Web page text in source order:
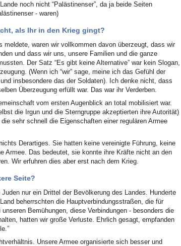
noch nicht “Palästinenser”, da ja beide Seiten
- waren)
als Ihr in den Krieg gingt?
waren wir vollkommen davon überzeugt, dass wir
und dass wir uns, unsere Familien und die ganze
Der Satz “Es gibt keine Alternative” war kein Slogan,
(Wenn ich “wir” sage, meine ich das Gefühl der
insbesondere das der Soldaten). Ich denke nicht, dass
Überzeugung erfüllt war. Das war ihr Verderben.
vom ersten Augenblick an total mobilisiert war.
die Irgun und die Sterngruppe akzeptierten ihre Autorität)
sehr schnell die Eigenschaften einer regulären Armee
Derartiges. Sie hatten keine vereinigte Führung, keine
Armee. Das bedeutet, sie konnte ihre Kräfte nicht an den
Wir erfuhren dies aber erst nach dem Krieg.
Seite?
nur ein Drittel der Bevölkerung des Landes. Hunderte
beherrschten die Hauptverbindungsstraßen, die für
Bemühungen, diese Verbindungen - besonders die
hatten wir große Verluste. Ehrlich gesagt, empfanden
Unsere Armee organisierte sich besser und